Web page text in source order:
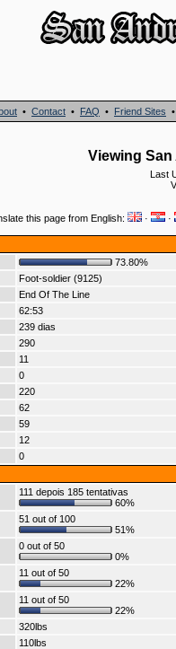
• Contact • FAQ • Friend Sites
Viewing
Last
this page from English: · ·
73.80%
Foot-soldier (9125)
End Of The Line
62:53
239 dias
290
11
0
220
62
59
12
0
111 depois 185 tentativas
60%
51 out of 100
51%
0 out of 50
0%
11 out of 50
22%
11 out of 50
22%
320lbs
110lbs